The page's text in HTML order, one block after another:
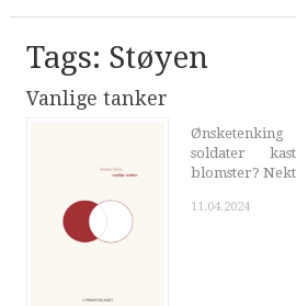
Tags: Støyen
Vanlige tanker
soldater
blomster?
11.04.2024